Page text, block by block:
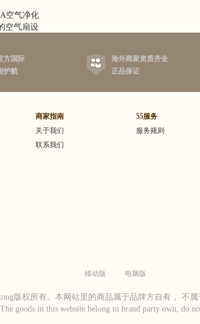
空气净化
空气扇设
甲醛及其
99.97%
环绕
通。为方
湿度、空
在机身中
电压提
方国际
护航
海外商家资质齐全
正品保证
商家指南
关于我们
联系我们
55服务
服务规则
移动版 电脑版
版权所有。本网站里的商品属于品牌方自有， 不属
goods in this website belong to brand party own, do